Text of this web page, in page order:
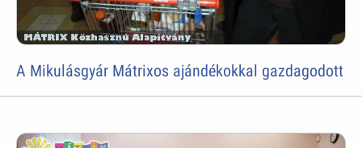
A Mikulásgyár Mátrixos ajándékokkal gazdagodott